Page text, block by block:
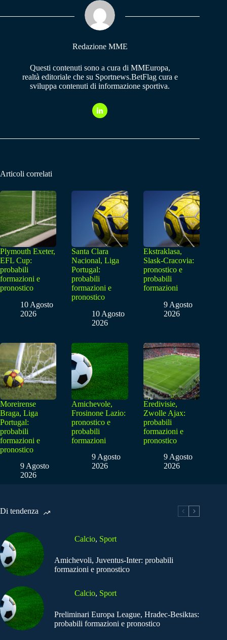
pp m
Redazione MME
Questi contenuti sono a cura di MMEuropa,
realtà editoriale che su Sportnews.BetFlag cura e
sviluppa contenuti di informazione sportiva.
Articoli correlati
Plymouth Exeter,
EFL Cup:
probabili
formazioni e
pronostico
10 Agosto
2026
Santa Clara
Nacional, Liga
Portugal:
probabili
formazioni e
pronostico
10 Agosto
2026
Ekstraklasa,
Slask-Cracovia:
pronostico e
probabili
formazioni
9 Agosto
2026
Moreirense
Braga, Liga
Portugal:
probabili
formazioni e
pronostico
9 Agosto
2026
Amichevole,
Frosinone Lazio:
pronostico e
probabili
formazioni
9 Agosto
2026
Eredivisie,
Zwolle Ajax:
probabili
formazioni e
pronostico
9 Agosto
2026
Di tendenza
Calcio, Sport
Amichevoli, Juventus-Inter: probabili
formazioni e pronostico
Calcio, Sport
Preliminari Europa League, Hradec-Besiktas:
probabili formazioni e pronostico